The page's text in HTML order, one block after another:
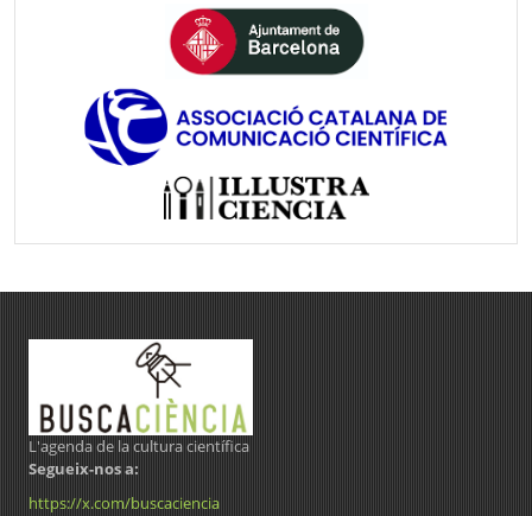
L'agenda de la cultura científica
Segueix-nos a:
https://x.com/buscaciencia